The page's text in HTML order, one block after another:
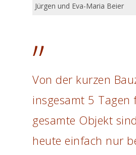
Jürgen und Eva-Maria Beier
”
Von der kurzen
insgesamt 5 Tagen
gesamte Objekt
heute einfach nur